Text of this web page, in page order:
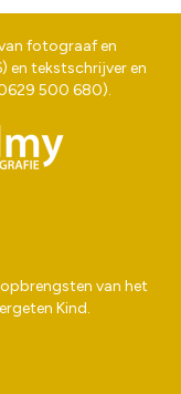
fotograaf en
) en tekstschrijver en
500 680).
van het
Kind.